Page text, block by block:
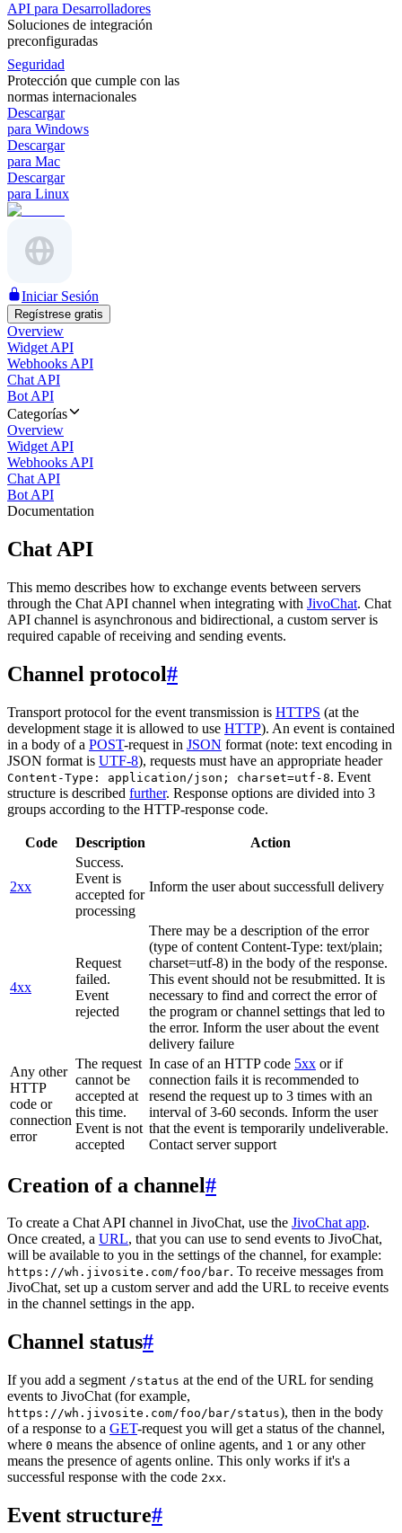
API para Desarrolladores
Soluciones de integración
preconfiguradas
Seguridad
Protección que cumple con las
normas internacionales
Descargar
para Windows
Descargar
para Mac
Descargar
para Linux
Iniciar Sesión
Regístrese gratis
Overview
Widget API
Webhooks API
Chat API
Bot API
Categorías
Overview
Widget API
Webhooks API
Chat API
Bot API
Documentation
Chat API
This memo describes how to exchange events between servers
through the Chat API channel when integrating with JivoChat. Chat
API channel is asynchronous and bidirectional, a custom server is
required capable of receiving and sending events.
Channel protocol#
Transport protocol for the event transmission is HTTPS (at the
development stage it is allowed to use HTTP). An event is contained
in a body of a POST-request in JSON format (note: text encoding in
JSON format is UTF-8), requests must have an appropriate header
Content-Type: application/json; charset=utf-8. Event
structure is described further. Response options are divided into 3
groups according to the HTTP-response code.
Code Description Action
2xx
Success.
Event is
accepted for
processing
Inform the user about successfull delivery
4xx
Request
failed.
Event
rejected
There may be a description of the error
(type of content Content-Type: text/plain;
charset=utf-8) in the body of the response.
This event should not be resubmitted. It is
necessary to find and correct the error of
the program or channel settings that led to
the error. Inform the user about the event
delivery failure
Any other
HTTP
code or
connection
error
The request
cannot be
accepted at
this time.
Event is not
accepted
In case of an HTTP code 5xx or if
connection fails it is recommended to
resend the request up to 3 times with an
interval of 3-60 seconds. Inform the user
that the event is temporarily undeliverable.
Contact server support
Creation of a channel#
To create a Chat API channel in JivoChat, use the JivoChat app.
Once created, a URL, that you can use to send events to JivoChat,
will be available to you in the settings of the channel, for example:
https://wh.jivosite.com/foo/bar. To receive messages from
JivoChat, set up a custom server and add the URL to receive events
in the channel settings in the app.
Channel status#
If you add a segment /status at the end of the URL for sending
events to JivoChat (for example,
https://wh.jivosite.com/foo/bar/status), then in the body
of a response to a GET-request you will get a status of the channel,
where 0 means the absence of online agents, and 1 or any other
means the presence of agents online. This only works if it's a
successful response with the code 2xx.
Event structure#